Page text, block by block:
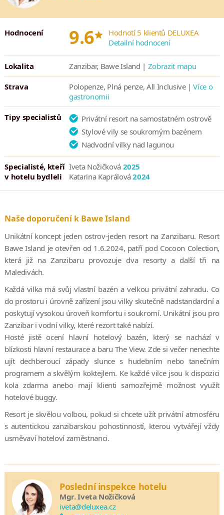
restauracích a jednom baru. Nechybí ani špičkové lázně,
nejrůznější sportovní aktivity a potápěčské centrum, díky kterým
budete mít na ostrově pořád co dělat.
Hodnocení 9.6* Hodnotí 5 klientů DELUXEA
Detailní hodnocení
Lokalita Zanzibar, Bawe Island | Zobrazit mapu
Strava Polopenze, Plná penze, All Inclusive |Více o
gastronomii
Tipy specialistů
Privátní resort na samostatném ostrově
Stylové vily se soukromým bazénem
Nadvodní vilky nad lagunou
Specialisté, kteří
v hotelu bydleli
Iveta Nožičková 2025
Katarina Kaprálová2024
Naše doporučení k Bawe Island
Unikátní koncept jeden ostrov-jeden resort na Zanzibaru. Resort
Bawe Island je otevřen od 1.6.2024, patří pod Cocoon Colection,
která již na Zanzibaru provozuje dva resorty a další tři na
Maledivách.
Každá vilka má svůj vlastní bazén a velkou privátní zahradu. Co
do prostoru i úrovně zařízení jsou vilky skutečně nadstandardní a
poskytují vysokou úroveň komfortu i soukromí. Unikátní jsou pro
Zanzibar i vodní vilky, které rezort také nabízí.
Hosté jistě ocení hlavní hotelový bazén, který se nachází v
blízkosti hlavní restaurace a baru The View. Zde si večer nenechte
ujít dechberoucí západy slunce s hudebním nebo tanečním
programem a skvělým koktejlem. Ke každé vilce jsou k dispozici
kola zdarma anebo mají klienti samozřejmě možnost využít
hotelové buggy.
Resort je skvělou volbou, pokud si chcete užít privátní atmosféru
s autentickou zanzibarskou pohostinností, kterou vytvářejí vždy
usměvaví hoteloví zaměstnanci.
Poslední inspekce hotelu
Mgr. Iveta Nožičková
iveta@deluxea.cz